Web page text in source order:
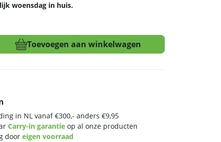
woensdag in huis.
Toevoegen aan winkelwagen
in NL vanaf €300,- anders €9,95
Carry-in garantie op al onze producten
door eigen voorraad